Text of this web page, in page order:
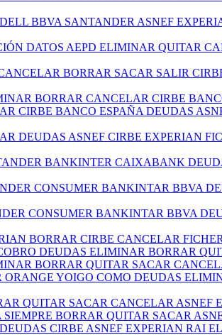
BBVA SANTANDER ASNEF
DATOS AEPD ELIMINAR QUITAR
BORRAR SACAR SALIR
BORRAR CANCELAR CIRBE
CIRBE BANCO ESPAÑA DEUDAS
DEUDAS ASNEF CIRBE EXPERIAN
BANKINTER CAIXABANK
CONSUMER BANKINTAR BBVA
CONSUMER BANKINTAR BBVA
BORRAR CIRBE CANCELAR
DEUDAS ELIMINAR BORRAR
BORRAR QUITAR SACAR
ORANGE YOIGO COMO DEUDAS
QUITAR SACAR CANCELAR
BORRAR QUITAR SACAR
CIRBE ASNEF EXPERIAN